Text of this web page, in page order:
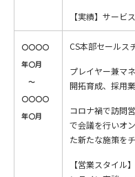
【実績】サービ
〇〇〇〇
年〇月
～
〇〇〇〇
年〇月
CS本部セール
プレイヤー兼マ
開拓育成、採用
コロナ禍で訪問
で会議を行いオ
た新たな施策を
【営業スタイル